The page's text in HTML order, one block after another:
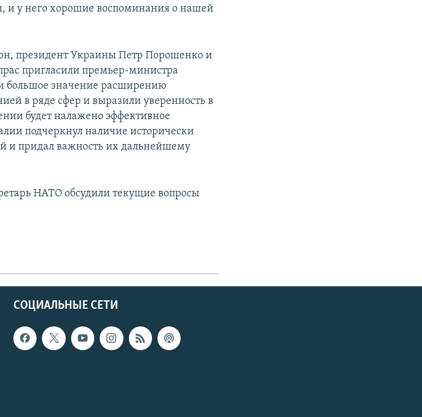
и у него хорошие воспоминания о нашей
президент Украины Петр Порошенко и
пригласили премьер-министра
большое значение расширению
в ряде сфер и выразили уверенность в
будет налажено эффективное
подчеркнул наличие исторически
и придал важность их дальнейшему
НАТО обсудили текущие вопросы
СОЦИАЛЬНЫЕ СЕТИ